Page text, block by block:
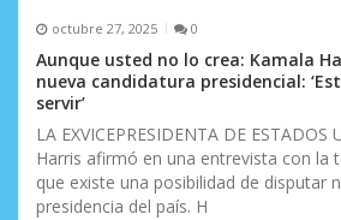
a
s
octubre 27, 2025 0
Aunque usted no lo crea: Kamala
nueva candidatura presidencial:
servir’
LA EXVICEPRESIDENTA DE ESTADOS
Harris afirmó en una entrevista con la
que existe una posibilidad de disputar
presidencia del país. H